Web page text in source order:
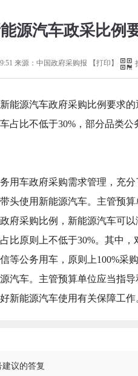
源汽车政采比例
来源： 中国政府采购报 【打印 】
能源汽车政府采购比例要求
占比不低于30%，部分品类公
车政府采购需求管理，充分
头使用新能源汽车。主管预
府采购比例，新能源汽车可以
比原则上不低于30%。其中，
等公务用车，原则上100%采
汽车。主管预算单位应当指
新能源汽车使用有关保障工作
议的答复